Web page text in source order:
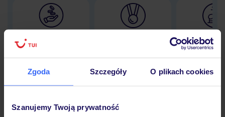
Zgoda Szczegóły O plikach cookies
Szanujemy Twoją prywatność
Lider niskich cen
Największe biuro
30 lat w
Hotel